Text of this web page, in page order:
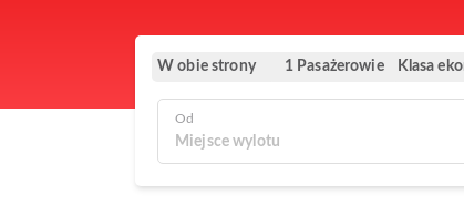
W obie strony 1 Pasażerowie Klasa
Od